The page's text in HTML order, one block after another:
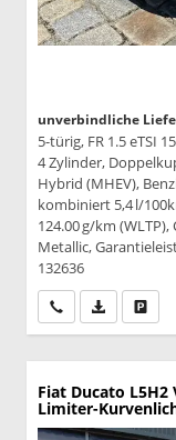
unverbindliche
5-türig, FR 1.5 eTSI
4 Zylinder,
Hybrid (MHEV),
kombiniert 5,4 l/
124.00 g/km
Metallic,
132636
Wir rufen Sie an
PDF-
Fiat Ducato L5H2
Limiter-